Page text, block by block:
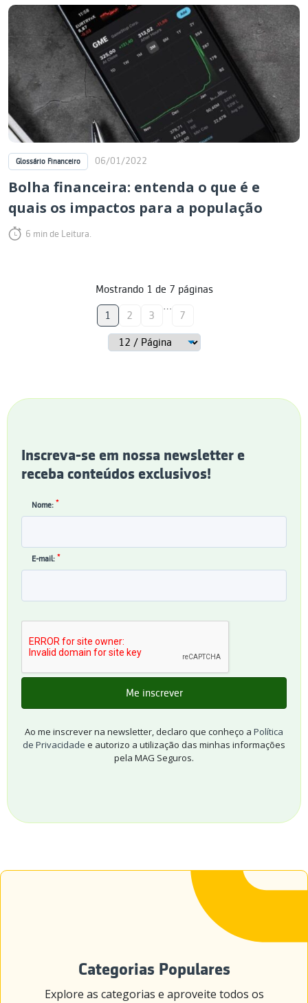
Glossário Financeiro 06/01/2022
Bolha financeira: entenda o que é e
quais os impactos para a população
6 min de Leitura.
Mostrando 1 de 7 páginas
1 2 3
…
7
Inscreva-se em nossa newsletter e
receba conteúdos exclusivos!
Nome: *
E-mail: *
Ao me inscrever na newsletter, declaro que conheço a Política
de Privacidade e autorizo a utilização das minhas informações
pela MAG Seguros.
Categorias Populares
Explore as categorias e aproveite todos os